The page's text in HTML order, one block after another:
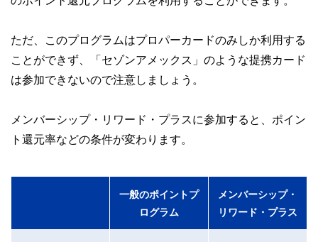
ただ、このプログラムはプロパーカードのみしか利用する
ことができず、「セゾンアメックス」のような提携カード
は参加できないので注意しましょう。
メンバーシップ・リワード・プラスに参加すると、ポイン
ト還元率などの条件が変わります。
一般のポイントプ
ログラム
メンバーシップ・
リワード・プラス